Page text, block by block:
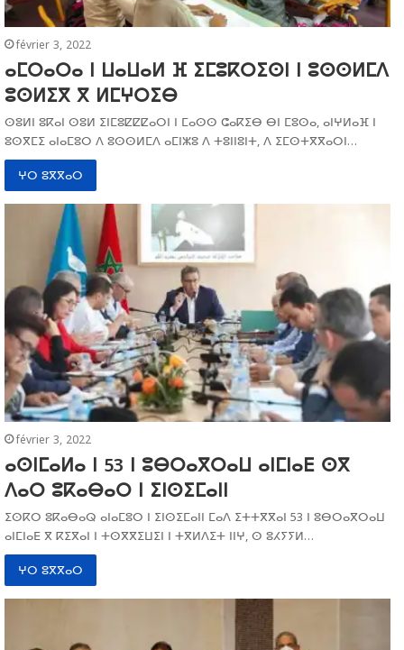
février 3, 2022
ⴰⵎⵔⴰⵔⴰ ⵏ ⵡⴰⵡⴰⵍ ⴼ ⵉⵎⵓⴽⵔⵉⵙⵏ ⵏ ⵓⵙⵙⵍⵎⴷ
ⵓⵙⵍⵉⴳ ⴳ ⵍⵎⵖⵔⵉⴱ
ⵙⵓⵍⵏ ⵓⴽⴰⵏ ⵙⵓⵍ ⵉⵏⵎⵓⵇⵇⵇⴰⵔⵏ ⵏ ⵎⴰⵙⵙ ⵛⴰⴽⵉⴱ ⴱⵏ ⵎⵓⵙⴰ, ⴰⵏⵖⵍⴰⴼ ⵏ
ⵓⵙⴳⵎⵉ ⴰⵏⴰⵎⵓⵔ ⴷ ⵓⵙⵙⵍⵎⴷ ⴰⵎⵏⵣⵓ ⴷ ⵜⵓⵏⵏⵓⵏⵜ, ⴷ ⵉⵎⵙⵜⴳⴳⴰⵔⵏ…
ⵖⵔ ⵓⴳⴳⴰⵔ
février 3, 2022
ⴰⵙⵏⵎⴰⵍⴰ ⵏ 53 ⵏ ⵓⴱⵔⴰⴳⵔⴰⵡ ⴰⵏⵎⵏⴰⴹ ⵙⴳ
ⴷⴰⵔ ⵓⴽⴰⴱⴰⵔ ⵏ ⵉⵏⵙⵉⵎⴰⵏⵏ
ⵉⵙⴽⵔ ⵓⴽⴰⴱⴰⵕ ⴰⵏⴰⵎⵓⵔ ⵏ ⵉⵏⵙⵉⵎⴰⵏⵏ ⵎⴰⴷ ⵉⵜⵜⴳⴳⴰⵏ 53 ⵏ ⵓⴱⵔⴰⴳⵔⴰⵡ
ⴰⵏⵎⵏⴰⴹ ⴳ ⴽⵉⴳⴰⵏ ⵏ ⵜⵙⴳⴳⵉⵡⵉⵏ ⵏ ⵜⴳⵍⴷⵉⵜ ⵏⵏⵖ, ⵙ ⵓⵃⵢⵢⵍ…
ⵖⵔ ⵓⴳⴳⴰⵔ